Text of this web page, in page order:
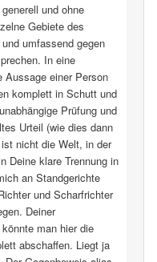
und ohne
Gebiete des
umfassend gegen
In eine
Aussage einer Person
komplett in Schutt und
Prüfung und
Urteil (wie dies dann
nicht die Welt, in der
Deine klare Trennung in
an Standgerichte
und Scharfrichter
Deiner
man hier die
abschaffen. Liegt ja